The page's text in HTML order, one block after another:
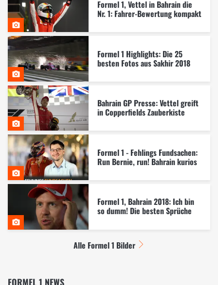
Formel 1, Vettel in Bahrain die
Nr. 1: Fahrer-Bewertung kompakt
Formel 1 Highlights: Die 25
besten Fotos aus Sakhir 2018
Bahrain GP Presse: Vettel greift
in Copperfields Zauberkiste
Formel 1 - Fehlings Fundsachen:
Run Bernie, run! Bahrain kurios
Formel 1, Bahrain 2018: Ich bin
so dumm! Die besten Sprüche
Alle Formel 1 Bilder
FORMEL 1 NEWS